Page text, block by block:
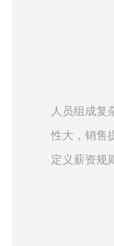
人员组成复
性大，销售
定义薪资规